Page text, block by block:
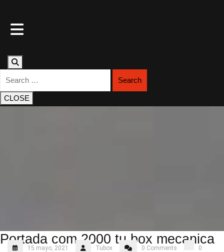
Open
Search
CLOSE
Portada com 2000 tu box mecanica
15 mayo, 2021 Tubox 0 Comments
0